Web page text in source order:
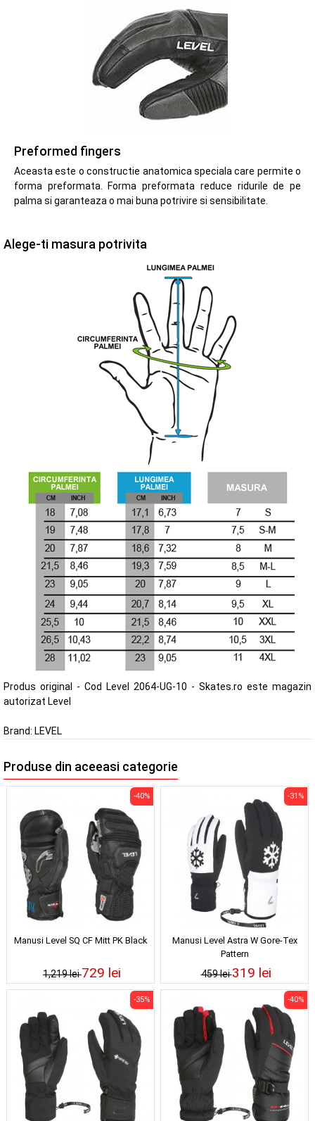
Preformed fingers
Aceasta este o constructie anatomica speciala care permite o
forma preformata. Forma preformata reduce ridurile de pe
palma si garanteaza o mai buna potrivire si sensibilitate.
Alege-ti masura potrivita
Produs original - Cod Level 2064-UG-10 - Skates.ro este magazin
autorizat Level
Brand: LEVEL
Produse din aceeasi categorie
Manusi Level SQ CF Mitt PK Black
1,219 lei
-40%
729 lei
Manusi Level Astra W Gore-Tex
Pattern
459 lei
-31%
319 lei
-35% -40%